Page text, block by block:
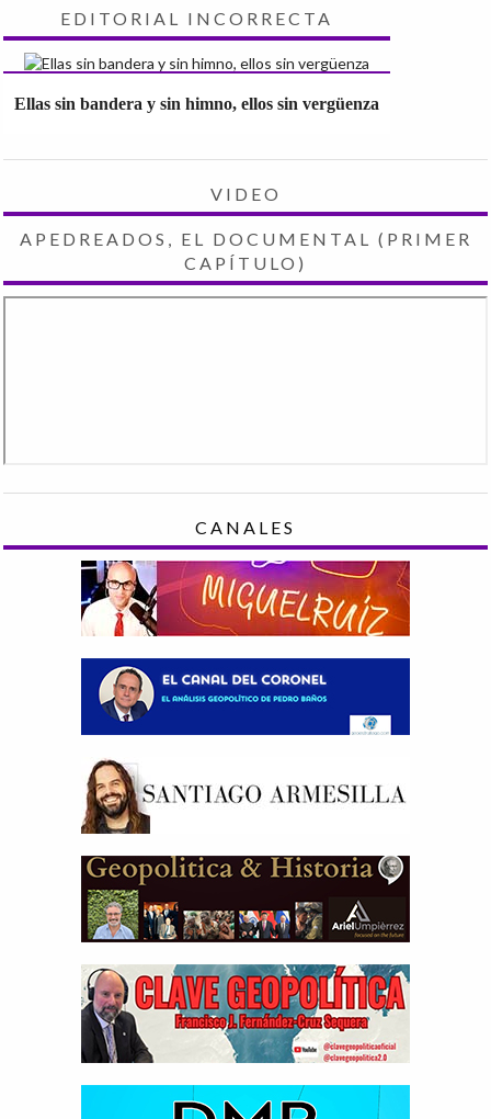
EDITORIAL INCORRECTA
Ellas sin bandera y sin himno, ellos sin vergüenza
VIDEO
APEDREADOS, EL DOCUMENTAL (PRIMER
CAPÍTULO)
CANALES